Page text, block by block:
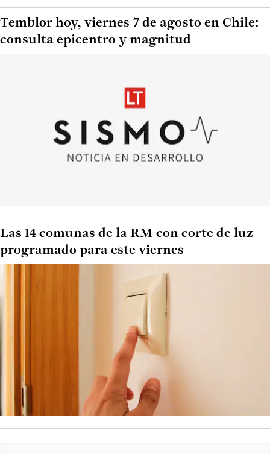
Temblor hoy, viernes 7 de agosto en Chile:
consulta epicentro y magnitud
Las 14 comunas de la RM con corte de luz
programado para este viernes